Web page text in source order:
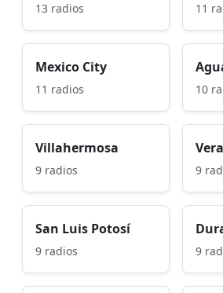
13 radios 11
Mexico City
11 radios 10
Villahermosa
9 radios 9
San Luis Potosí
9 radios 9